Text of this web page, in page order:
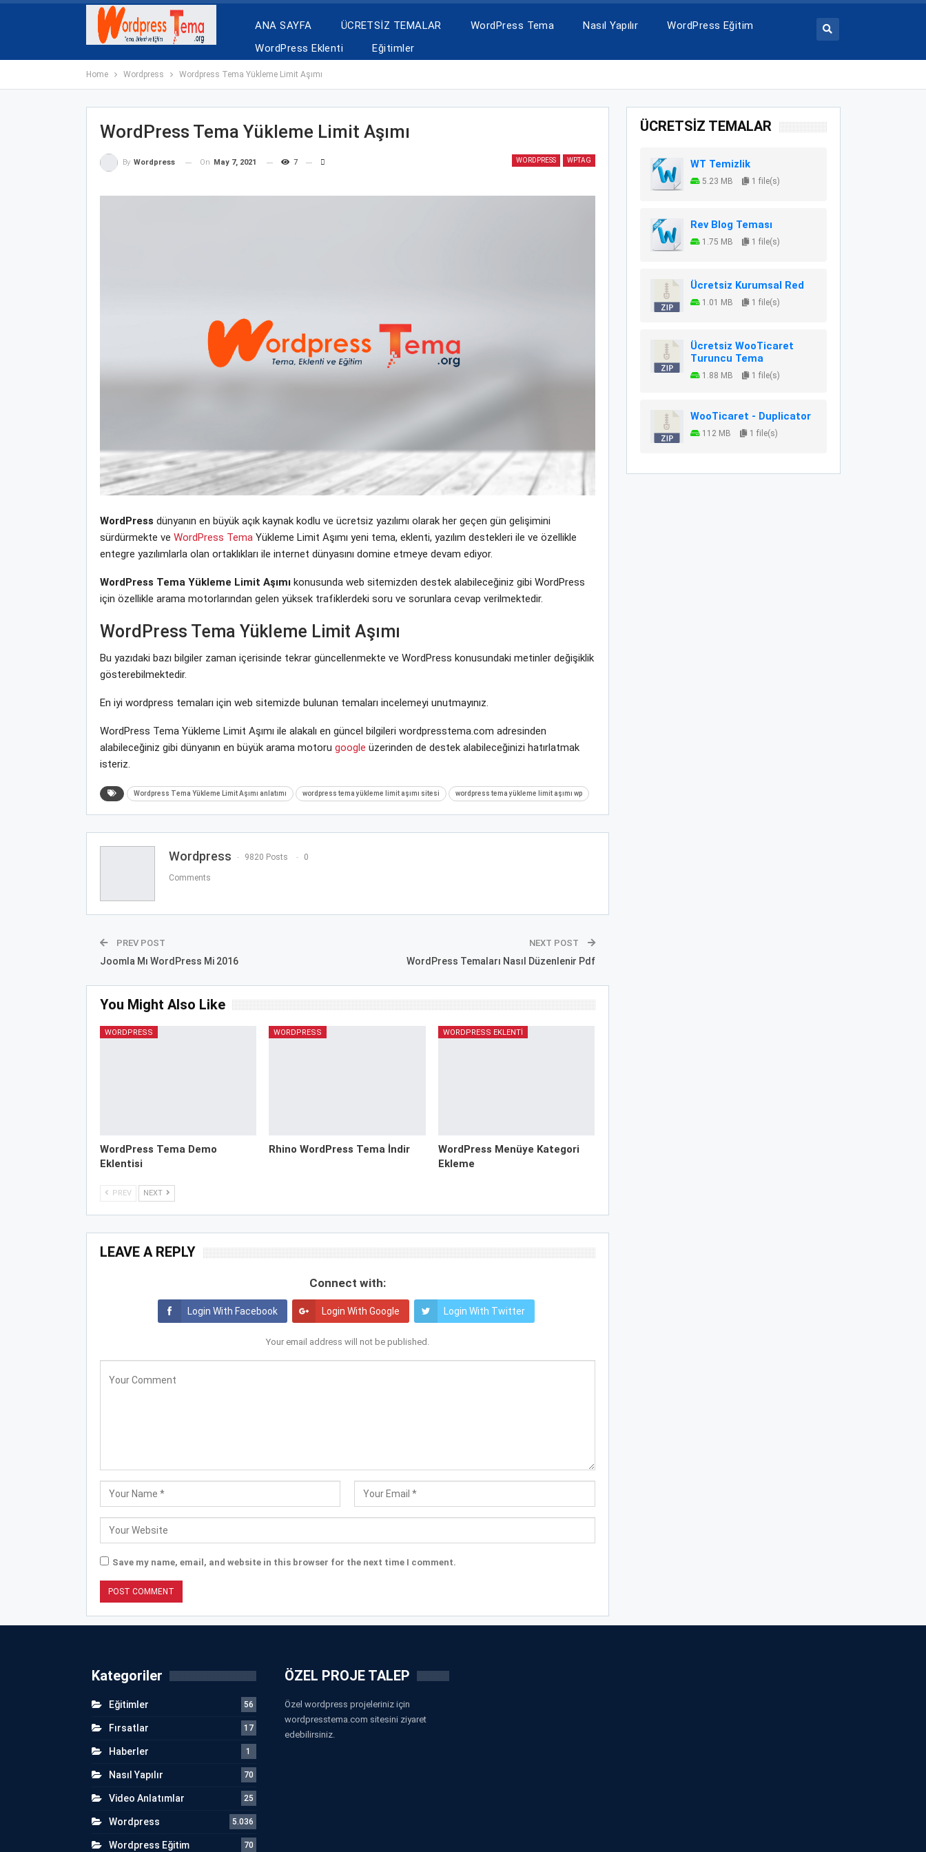
ANA SAYFA ÜCRETSİZ TEMALAR WordPress Tema Nasıl Yapılır
WordPress Eğitim
WordPress Eklenti
Eğitimler
Home Wordpress Wordpress Tema Yükleme Limit Aşımı
WordPress Tema Yükleme Limit Aşımı
WORDPRESS WPTAG
By Wordpress On May 7, 2021 7
WordPress dünyanın en büyük açık kaynak kodlu ve ücretsiz yazılımı olarak her geçen gün gelişimini
sürdürmekte ve WordPress TemaYükleme Limit Aşımı yeni tema, eklenti, yazılım destekleri ile ve özellikle
entegre yazılımlarla olan ortaklıkları ile internet dünyasını domine etmeye devam ediyor.
WordPress Tema Yükleme Limit Aşımıkonusunda web sitemizden destek alabileceğiniz gibi WordPress
için özellikle arama motorlarından gelen yüksek trafiklerdeki soru ve sorunlara cevap verilmektedir.
WordPress Tema Yükleme Limit Aşımı
Bu yazıdaki bazı bilgiler zaman içerisinde tekrar güncellenmekte ve WordPress konusundaki metinler değişiklik
gösterebilmektedir.
En iyi wordpress temaları için web sitemizde bulunan temaları incelemeyi unutmayınız.
WordPress Tema Yükleme Limit Aşımı ile alakalı en güncel bilgileri wordpresstema.com adresinden
alabileceğiniz gibi dünyanın en büyük arama motoru google üzerinden de destek alabileceğinizi hatırlatmak
isteriz.
Wordpress Tema Yükleme Limit Aşımı anlatımı wordpress tema yükleme limit aşımı sitesi wordpress tema yükleme limit aşımı wp
Wordpress 9820 Posts 0
Comments
PREV POST
Joomla Mı WordPress Mi 2016
NEXT POST
WordPress Temaları Nasıl Düzenlenir Pdf
You Might Also Like
WORDPRESS
WordPress Tema Demo
Eklentisi
WORDPRESS
Rhino WordPress Tema İndir
WORDPRESS EKLENTI
WordPress Menüye Kategori
Ekleme
PREV NEXT
LEAVE A REPLY
Connect with:
Login With Facebook Login With Google Login With Twitter
Your email address will not be published.
Save my name, email, and website in this browser for the next time I comment.
ÜCRETSİZ TEMALAR
WT Temizlik
5.23 MB 1 file(s)
Rev Blog Teması
1.75 MB 1 file(s)
Ücretsiz Kurumsal Red
1.01 MB 1 file(s)
Ücretsiz WooTicaret
Turuncu Tema
1.88 MB 1 file(s)
WooTicaret - Duplicator
112 MB 1 file(s)
Kategoriler
Eğitimler 56
Fırsatlar 17
Haberler 1
Nasıl Yapılır 70
Video Anlatımlar 25
Wordpress 5.036
Wordpress Eğitim 70
ÖZEL PROJE TALEP
Özel wordpress projeleriniz için
wordpresstema.com sitesini ziyaret
edebilirsiniz.